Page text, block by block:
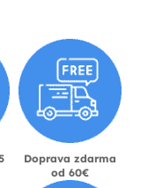
Doprava zdarma
od 60€